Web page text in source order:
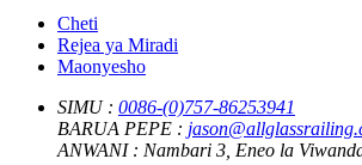
Cheti
Rejea ya Miradi
Maonyesho
SIMU : 0086-(0)757-86253941
BARUA PEPE :
ANWANI : Nambari 3, Eneo la